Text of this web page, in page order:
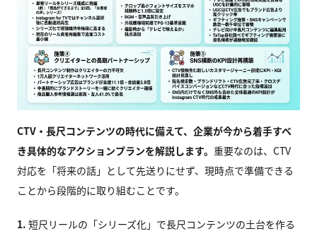
CTV・長尺コンテンツの時代に備えて、企業が今から着手すべ
き具体的なアクションプランを解説します。 重要なのは、CTV
対応を「将来の話」として先送りにせず、現時点で準備できる
ことから段階的に取り組むことです。
1. 短尺リールの「シリーズ化」で長尺コンテンツの土台を作る